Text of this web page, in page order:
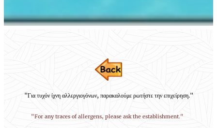
"Για τυχόν ίχνη αλλεργιογόνων, παρακαλούμε ρωτήστε την επιχείρηση."
"For any traces of allergens, please ask the establishment."